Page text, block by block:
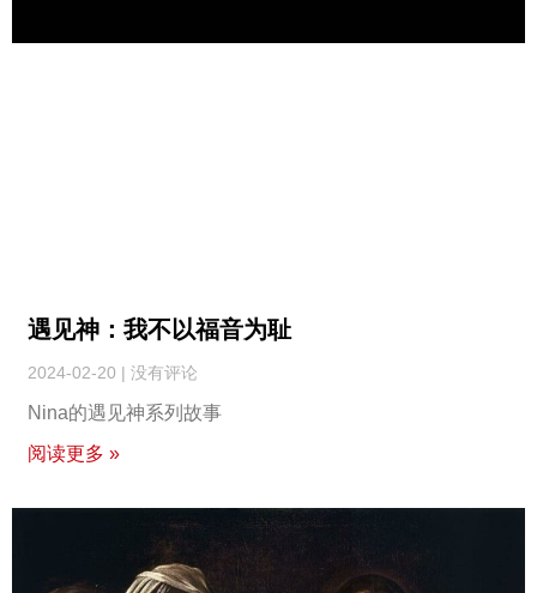
遇见神：我不以福音为耻
2024-02-20 没有评论
Nina的遇见神系列故事
阅读更多 »